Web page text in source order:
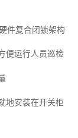
件复合闭锁架构
便运行人员巡检
地安装在开关柜